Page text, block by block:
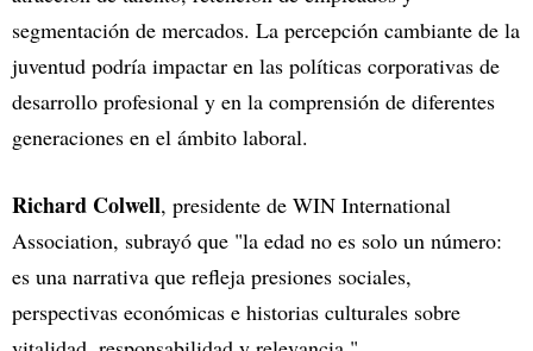
segmentación de mercados. La percepción cambiante de la
juventud podría impactar en las políticas corporativas de
desarrollo profesional y en la comprensión de diferentes
generaciones en el ámbito laboral.
Richard Colwell, presidente de WIN International
Association, subrayó que "la edad no es solo un número:
es una narrativa que refleja presiones sociales,
perspectivas económicas e historias culturales sobre